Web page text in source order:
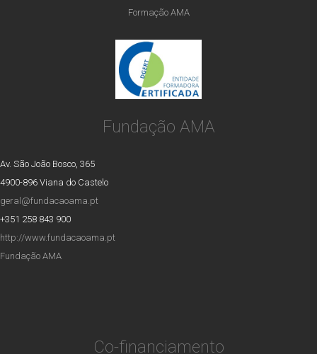
Formação AMA
Fundação AMA
Av. São João Bosco, 365
4900-896 Viana do Castelo
geral@fundacaoama.pt
+351 258 843 900
http://www.fundacaoama.pt
Fundação AMA
Co-financiamento